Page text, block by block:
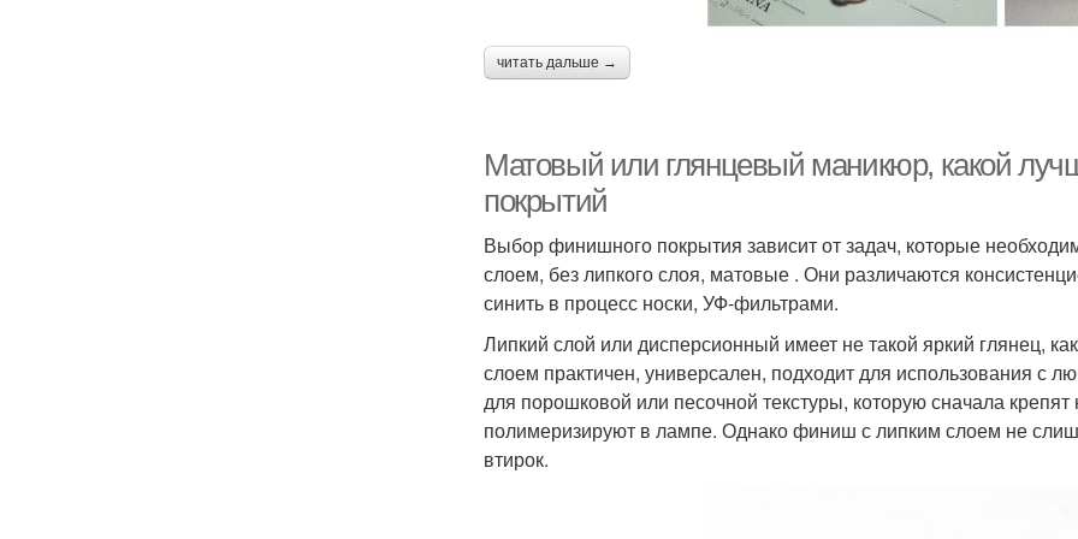
читать дальше →
Матовый или глянцевый маникюр, какой
покрытий
Выбор финишного покрытия зависит от задач, которые
слоем, без липкого слоя, матовые . Они различаются
синить в процесс носки, УФ-фильтрами.
Липкий слой или дисперсионный имеет не такой яркий глянец,
слоем практичен, универсален, подходит для использования с
для порошковой или песочной текстуры, которую сначала
полимеризируют в лампе. Однако финиш с липким слоем не
втирок.